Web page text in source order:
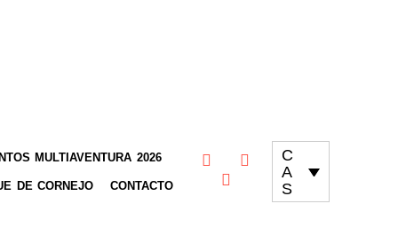
MULTIAVENTURA 2026
DE CORNEJO CONTACTO
C
A
S